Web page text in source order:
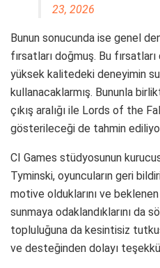
23, 2026
Bunun sonucunda ise genel
fırsatları doğmuş. Bu
yüksek kalitedeki deneyimin
kullanacaklarmış. Bununla
çıkış aralığı ile Lords of the
gösterileceği de tahmin
CI Games stüdyosunun
Tyminski, oyuncuların geri
motive olduklarını ve
sunmaya odaklandıklarını da
topluluğuna da kesintisiz
ve desteğinden dolayı